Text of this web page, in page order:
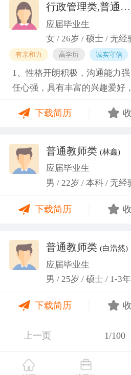
行政管理类,普通教师类
应届毕业生
女 / 26岁 / 硕士 / 无经
有亲和力 高学历 诚实守信
1、性格开朗积极，沟通能力
任心强，具有丰富的兴趣爱好
任班级生活委员与课程助管，
关活动。
下载简历
普通教师类 (林鑫)
应届毕业生
男 / 22岁 / 本科 / 无经
下载简历
普通教师类 (白浩然)
应届毕业生
男 / 25岁 / 硕士 / 1-3年
下载简历
上一页 1/100